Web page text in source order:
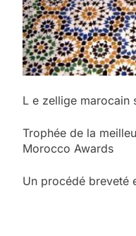
L e zellige marocain
Trophée de la
Morocco Awards
Un procédé breveté